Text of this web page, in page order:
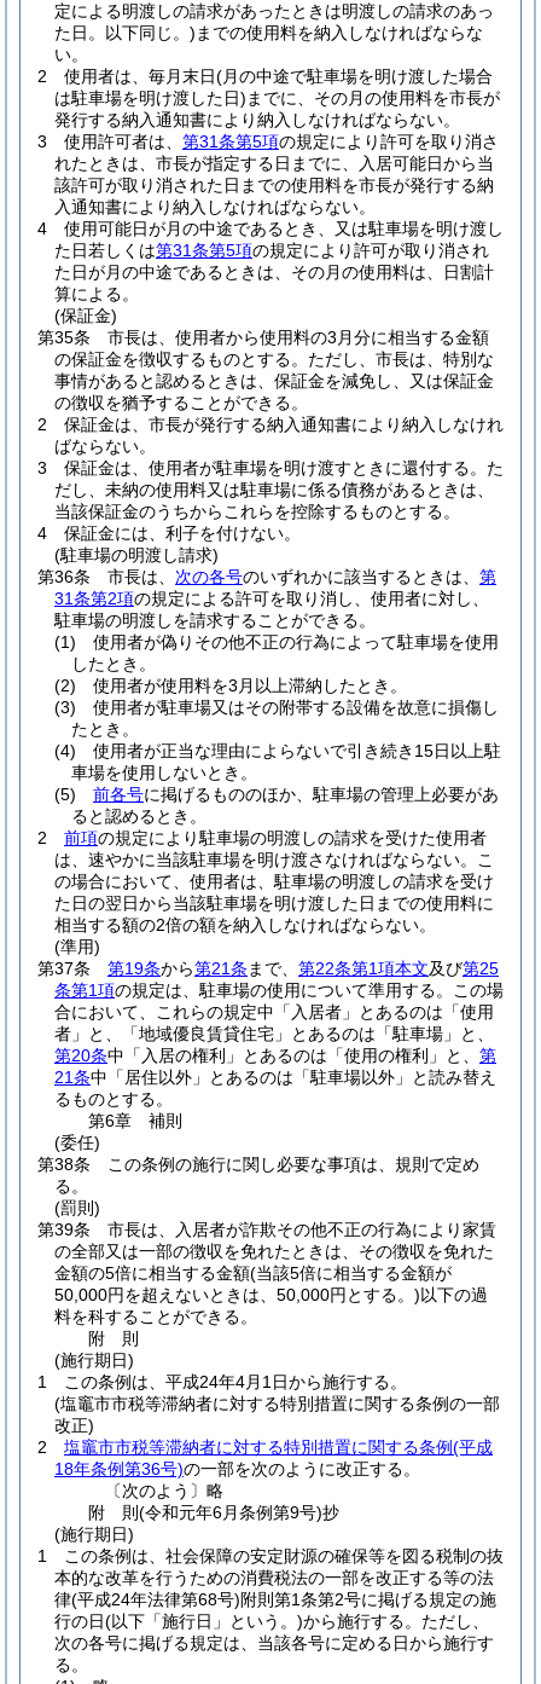
定による明渡しの請求があったときは明渡しの請求のあっ
た日。以下同じ。) までの使用料を納入しなければならな
い。
2
使用者は、毎月末日(月の中途で駐車場を明け渡した場合
は駐車場を明け渡した日) までに、その月の使用料を市長が
発行する納入通知書により納入しなければならない。
3
使用許可者は、 第31条第5項の規定により許可を取り消さ
れたときは、市長が指定する日までに、入居可能日から当
該許可が取り消された日までの使用料を市長が発行する納
入通知書により納入しなければならない。
4
使用可能日が月の中途であるとき、又は駐車場を明け渡し
た日若しくは第31条第5項の規定により許可が取り消され
た日が月の中途であるときは、その月の使用料は、日割計
算による。
(保証金)
第35条
市長は、使用者から使用料の3月分に相当する金額
の保証金を徴収するものとする。 ただし、市長は、特別な
事情があると認めるときは、保証金を減免し、又は保証金
の徴収を猶予することができる。
2
保証金は、市長が発行する納入通知書により納入しなけれ
ばならない。
3
保証金は、使用者が駐車場を明け渡すときに還付する。 た
だし、未納の使用料又は駐車場に係る債務があるときは、
当該保証金のうちからこれらを控除するものとする。
4
保証金には、利子を付けない。
(駐車場の明渡し請求)
第36条
市長は、 次の各号のいずれかに該当するときは、 第
31条第2項の規定による許可を取り消し、使用者に対し、
駐車場の明渡しを請求することができる。
(1)
使用者が偽りその他不正の行為によって駐車場を使用
したとき。
(2)
使用者が使用料を3月以上滞納したとき。
(3)
使用者が駐車場又はその附帯する設備を故意に損傷し
たとき。
(4)
使用者が正当な理由によらないで引き続き15日以上駐
車場を使用しないとき。
(5)
前各号に掲げるもののほか、駐車場の管理上必要があ
ると認めるとき。
2
前項の規定により駐車場の明渡しの請求を受けた使用者
は、速やかに当該駐車場を明け渡さなければならない。
こ
の場合において、使用者は、駐車場の明渡しの請求を受け
た日の翌日から当該駐車場を明け渡した日までの使用料に
相当する額の2倍の額を納入しなければならない。
(準用)
第37条
第19条から第21条 まで、 第22条第1項本文及び第25
条第1項の規定は、駐車場の使用について準用する。
この場
合において、これらの規定中「入居者」とあるのは「使用
者」と、「地域優良賃貸住宅」とあるのは「駐車場」と、
第20条中「入居の権利」とあるのは「使用の権利」と、 第
21条中「居住以外」とあるのは「駐車場以外」と読み替え
るものとする。
第6章
補則
(委任)
第38条
この条例の施行に関し必要な事項は、規則で定め
る。
(罰則)
第39条
市長は、入居者が詐欺その他不正の行為により家賃
の全部又は一部の徴収を免れたときは、その徴収を免れた
金額の5倍に相当する金額(当該5倍に相当する金額が
50,000円を超えないときは、50,000円とする。)以下の過
料を科することができる。
附 則
(施行期日)
1
この条例は、平成24年4月1日から施行する。
(塩竈市市税等滞納者に対する特別措置に関する条例の一部
改正)
2
塩竈市市税等滞納者に対する特別措置に関する条例(平成
18年条例第36号)の一部を次のように改正する。
〔次のよう〕略
附 則(令和元年6月条例第9号)抄
(施行期日)
1
この条例は、社会保障の安定財源の確保等を図る税制の抜
本的な改革を行うための消費税法の一部を改正する等の法
律(平成24年法律第68号)附則第1条第2号に掲げる規定の施
行の日(以下「施行日」という。)から施行する。 ただし、
次の各号に掲げる規定は、当該各号に定める日から施行す
る。